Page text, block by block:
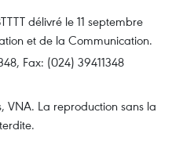
délivré le 11 septembre
et de la Communication.
Fax: (024) 39411348
VNA. La reproduction sans la